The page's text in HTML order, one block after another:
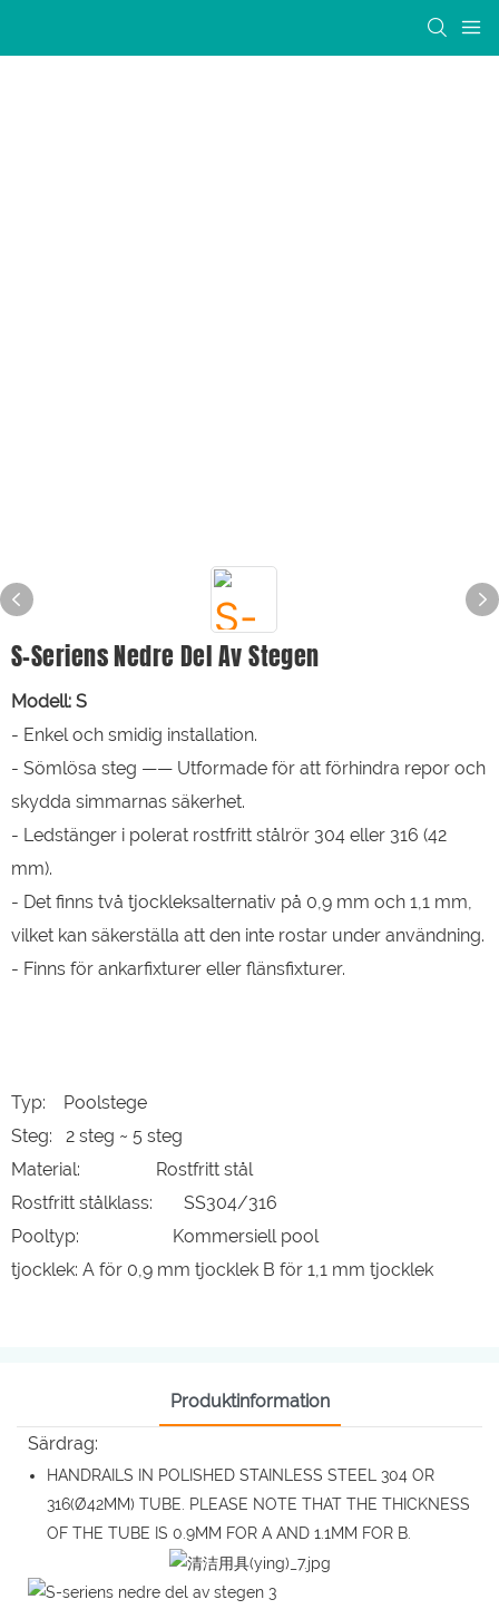
S-Seriens Nedre Del Av Stegen
Modell: S
- Enkel och smidig installation.
- Sömlösa steg —— Utformade för att förhindra repor och
skydda simmarnas säkerhet.
- Ledstänger i polerat rostfritt stålrör 304 eller 316 (42
mm).
- Det finns två tjockleksalternativ på 0,9 mm och 1,1 mm,
vilket kan säkerställa att den inte rostar under användning.
- Finns för ankarfixturer eller flänsfixturer.
Typ: Poolstege
Steg: 2 steg ~ 5 steg
Material: Rostfritt stål
Rostfritt stålklass: SS304/316
Pooltyp: Kommersiell pool
tjocklek: A för 0,9 mm tjocklek B för 1,1 mm tjocklek
Produktinformation
Särdrag:
HANDRAILS IN POLISHED STAINLESS STEEL 304 OR
316(Ø42MM) TUBE. PLEASE NOTE THAT THE THICKNESS
OF THE TUBE IS 0.9MM FOR A AND 1.1MM FOR B.